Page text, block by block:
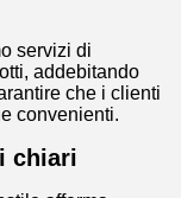
servizi di
addebitando
che i clienti
convenienti.
chiari